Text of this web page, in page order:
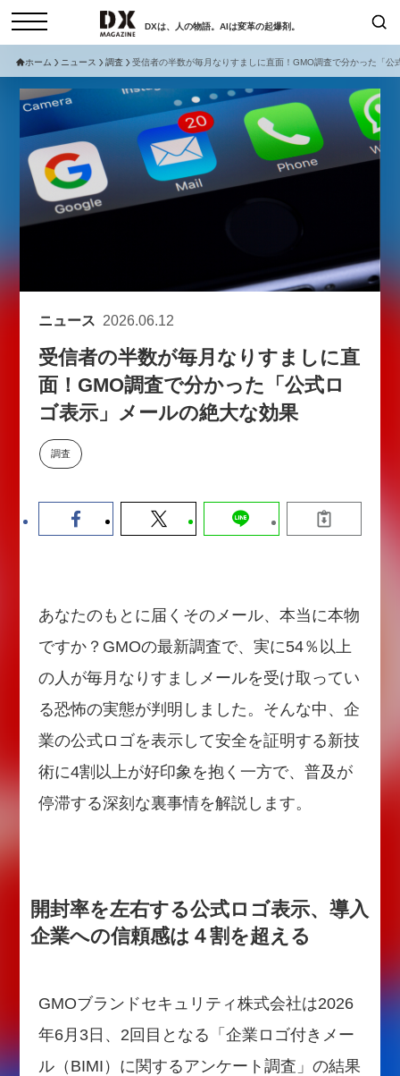
DXは、人の物語。AIは変革の起爆剤。
コラム インタビュー
セミナー ニュース
サービスメニュー 日本オムニチャネル協会
お問い合わせ
個人情報保護法について
採用情報
検索
現在開催予定のセミナー
【8/12開催】「イノベーションを
数値化する」～投資される事業の
学ぶ資金調達・巻き込みのリアル
2026-06-10
セミナー
【9/30開催】AIで何でもできる時
ホーム ニュース 調査 受信者の半数が毎月なりすましに直面！GMO調査で分かった「公
ニュース 2026.06.12
受信者の半数が毎月なりすましに直
面！GMO調査で分かった「公式ロ
ゴ表示」メールの絶大な効果
調査
あなたのもとに届くそのメール、本当に本物
ですか？GMOの最新調査で、実に54％以上
の人が毎月なりすましメールを受け取ってい
る恐怖の実態が判明しました。そんな中、企
業の公式ロゴを表示して安全を証明する新技
術に4割以上が好印象を抱く一方で、普及が
停滞する深刻な裏事情を解説します。
開封率を左右する公式ロゴ表示、導入
企業への信頼感は４割を超える
GMOブランドセキュリティ株式会社は2026
年6月3日、2回目となる「企業ロゴ付きメー
ル（BIMI）に関するアンケート調査」の結果